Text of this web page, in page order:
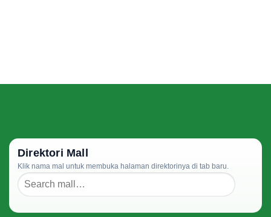
Direktori Mall
Klik nama mal untuk membuka halaman direktorinya di tab baru.